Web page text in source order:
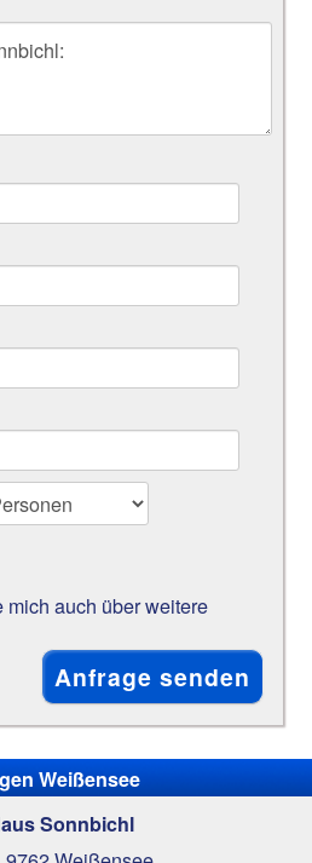
mich auch über weitere
Weißensee
Sonnbichl